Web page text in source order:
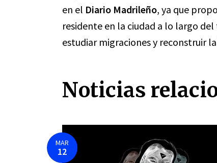
en el Diario Madrileño, ya que
residente en la ciudad a lo largo
estudiar migraciones y reconstruir
Noticias
MAR
12